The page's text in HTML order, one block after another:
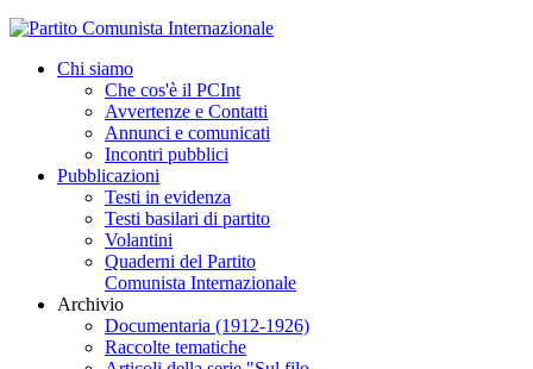
Chi siamo
Che cos'è il PCInt
Avvertenze e Contatti
Annunci e comunicati
Incontri pubblici
Pubblicazioni
Testi in evidenza
Testi basilari di partito
Volantini
Quaderni del Partito
Comunista Internazionale
Archivio
Documentaria (1912-1926)
Raccolte tematiche